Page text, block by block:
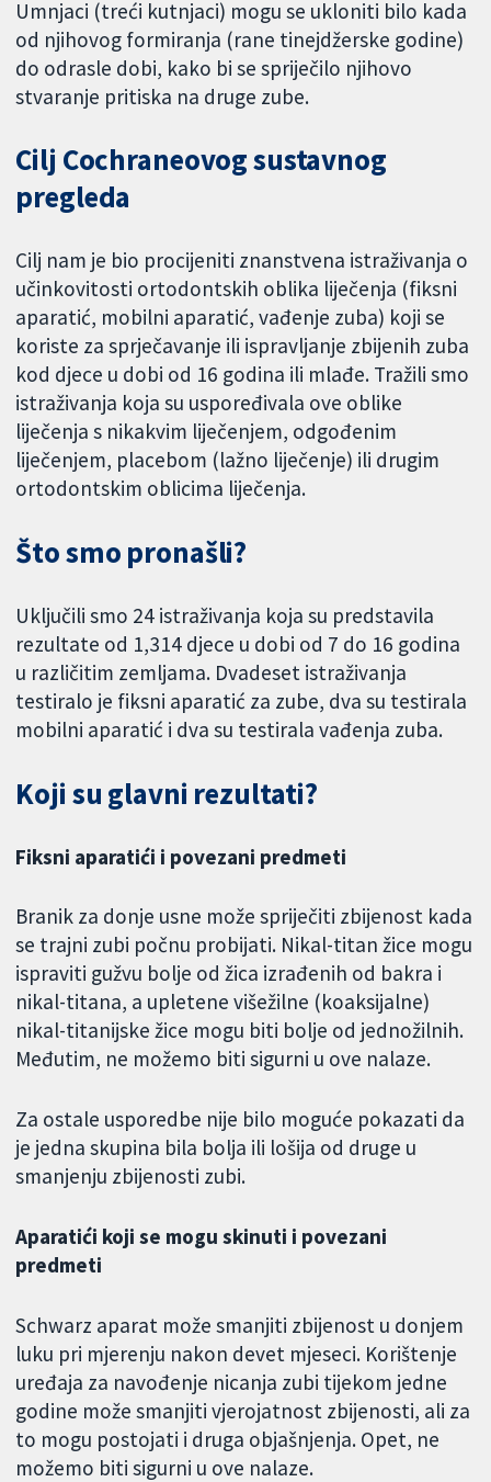
Umnjaci (treći kutnjaci) mogu se ukloniti bilo kada
od njihovog formiranja (rane tinejdžerske godine)
do odrasle dobi, kako bi se spriječilo njihovo
stvaranje pritiska na druge zube.
Cilj Cochraneovog sustavnog
pregleda
Cilj nam je bio procijeniti znanstvena istraživanja o
učinkovitosti ortodontskih oblika liječenja (fiksni
aparatić, mobilni aparatić, vađenje zuba) koji se
koriste za sprječavanje ili ispravljanje zbijenih zuba
kod djece u dobi od 16 godina ili mlađe. Tražili smo
istraživanja koja su uspoređivala ove oblike
liječenja s nikakvim liječenjem, odgođenim
liječenjem, placebom (lažno liječenje) ili drugim
ortodontskim oblicima liječenja.
Što smo pronašli?
Uključili smo 24 istraživanja koja su predstavila
rezultate od 1,314 djece u dobi od 7 do 16 godina
u različitim zemljama. Dvadeset istraživanja
testiralo je fiksni aparatić za zube, dva su testirala
mobilni aparatić i dva su testirala vađenja zuba.
Koji su glavni rezultati?
Fiksni aparatići i povezani predmeti
Branik za donje usne može spriječiti zbijenost kada
se trajni zubi počnu probijati. Nikal-titan žice mogu
ispraviti gužvu bolje od žica izrađenih od bakra i
nikal-titana, a upletene višežilne (koaksijalne)
nikal-titanijske žice mogu biti bolje od jednožilnih.
Međutim, ne možemo biti sigurni u ove nalaze.
Za ostale usporedbe nije bilo moguće pokazati da
je jedna skupina bila bolja ili lošija od druge u
smanjenju zbijenosti zubi.
Aparatići koji se mogu skinuti i povezani
predmeti
Schwarz aparat može smanjiti zbijenost u donjem
luku pri mjerenju nakon devet mjeseci. Korištenje
uređaja za navođenje nicanja zubi tijekom jedne
godine može smanjiti vjerojatnost zbijenosti, ali za
to mogu postojati i druga objašnjenja. Opet, ne
možemo biti sigurni u ove nalaze.